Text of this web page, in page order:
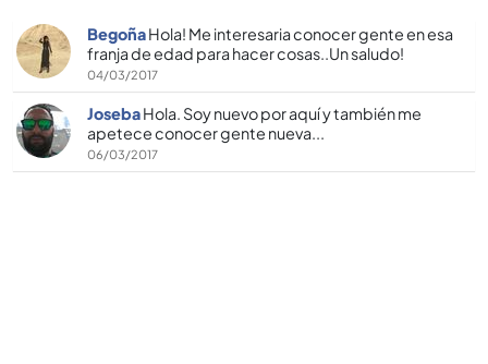
BegoñaHola! Me interesaria conocer gente en esa
franja de edad para hacer cosas..Un saludo!
04/03/2017
JosebaHola. Soy nuevo por aquí­ y también me
apetece conocer gente nueva...
06/03/2017